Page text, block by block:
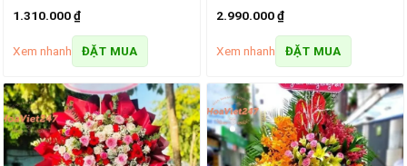
1.310.000₫
Xem nhanh ĐẶT MUA
2.990.000₫
Xem nhanh ĐẶT MUA